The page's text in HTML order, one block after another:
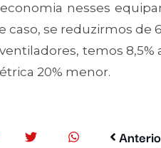
nesses
se reduzirmos de
temos
20% menor.